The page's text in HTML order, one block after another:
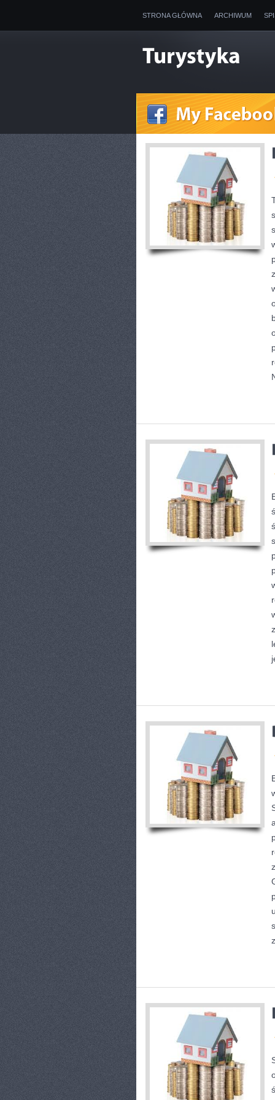
STRONA GŁÓWNA ARCHIWUM